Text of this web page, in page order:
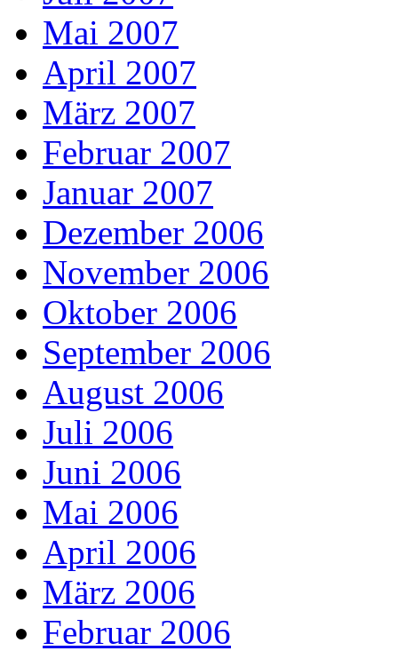
Mai 2007
April 2007
März 2007
Februar 2007
Januar 2007
Dezember 2006
November 2006
Oktober 2006
September 2006
August 2006
Juli 2006
Juni 2006
Mai 2006
April 2006
März 2006
Februar 2006